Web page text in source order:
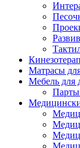
Матрасы
Мебель для